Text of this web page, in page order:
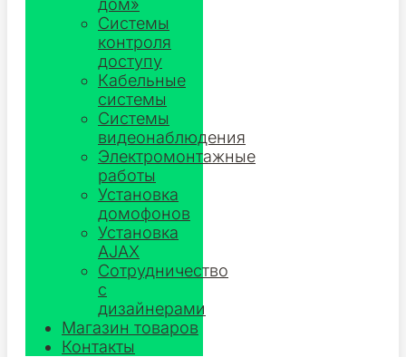
дом»
Системы
контроля
доступу
Кабельные
системы
Системы
видеонаблюдения
Электромонтажные
работы
Установка
домофонов
Установка
AJAX
Сотрудничество
с
дизайнерами
Магазин товаров
Контакты